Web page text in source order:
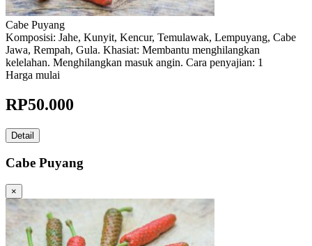
Cabe Puyang
Komposisi: Jahe, Kunyit, Kencur, Temulawak, Lempuyang, Cabe
Jawa, Rempah, Gula. Khasiat: Membantu menghilangkan
kelelahan. Menghilangkan masuk angin. Cara penyajian: 1
Harga mulai
RP50.000
Detail
Cabe Puyang
×